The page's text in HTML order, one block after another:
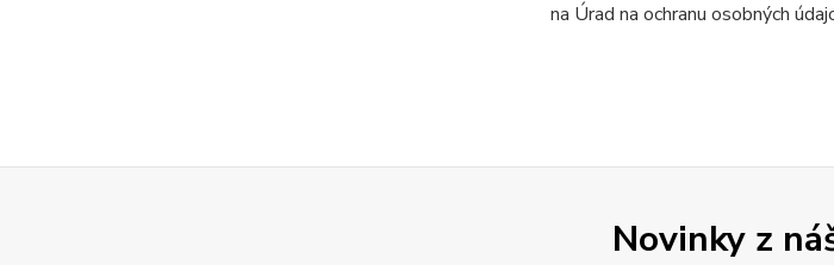
na Úrad na ochranu osobných
Novinky z